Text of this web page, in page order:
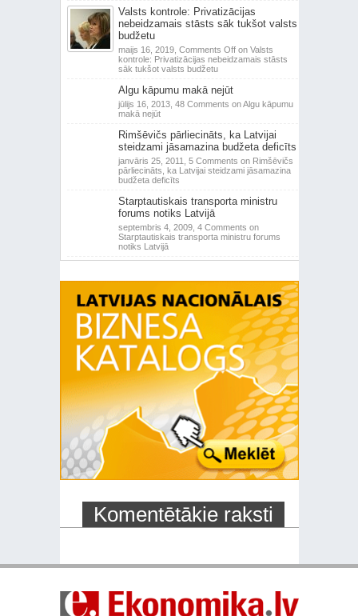
Valsts kontrole: Privatizācijas
nebeidzamais stāsts sāk tukšot valsts
budžetu
maijs 16, 2019, Comments Offon Valsts
kontrole: Privatizācijas nebeidzamais stāsts
sāk tukšot valsts budžetu
Algu kāpumu makā nejūt
jūlijs 16, 2013, 48 Comments on Algu kāpumu
makā nejūt
Rimšēvičs pārliecināts, ka Latvijai
steidzami jāsamazina budžeta deficīts
janvāris 25, 2011, 5 Comments on Rimšēvičs
pārliecināts, ka Latvijai steidzami jāsamazina
budžeta deficīts
Starptautiskais transporta ministru
forums notiks Latvijā
septembris 4, 2009, 4 Comments on
Starptautiskais transporta ministru forums
notiks Latvijā
Komentētākie raksti